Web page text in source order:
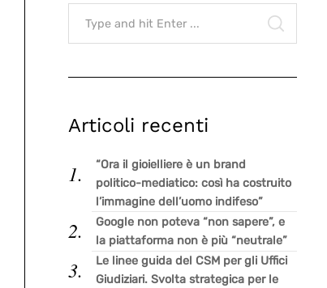
Search
for:
Articoli recenti
“Ora il gioielliere è un brand
politico-mediatico: così ha costruito
l’immagine dell’uomo indifeso”
Google non poteva “non sapere”, e
la piattaforma non è più “neutrale”
Le linee guida del CSM per gli Uffici
Giudiziari. Svolta strategica per le